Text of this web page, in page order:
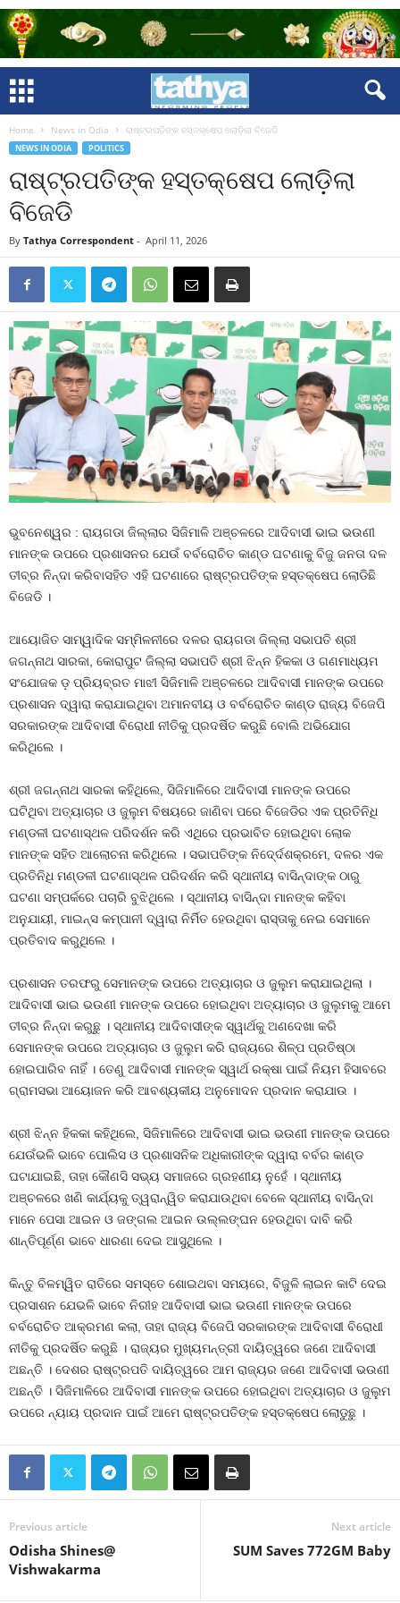
Home News in Odia ରାଷ୍ଟ୍ରପତିଙ୍କ ହସ୍ତକ୍ଷେପ ଲୋଡ଼ିଲା ବିଜେଡି
NEWS IN ODIA POLITICS
ରାଷ୍ଟ୍ରପତିଙ୍କ ହସ୍ତକ୍ଷେପ ଲୋଡ଼ିଲା
ବିଜେଡି
By Tathya Correspondent - April 11, 2026
ଭୁବନେଶ୍ୱର : ରାୟଗଡା ଜିଲ୍ଲାର ସିଜିମାଳି ଅଞ୍ଚଳରେ ଆଦିବାସୀ ଭାଇ ଭଉଣୀ
ମାନଙ୍କ ଉପରେ ପ୍ରଶାସନର ଯେଉଁ ବର୍ବରୋଚିତ କାଣ୍ଡ ଘଟଣାକୁ ବିଜୁ ଜନତା ଦଳ
ତୀବ୍ର ନିନ୍ଦା କରିବାସହିତ ଏହି ଘଟଣାରେ ରାଷ୍ଟ୍ରପତିଙ୍କ ହସ୍ତକ୍ଷେପ ଲୋଡିଛି
ବିଜେଡି ।
ଆୟୋଜିତ ସାମ୍ୱାଦିକ ସମ୍ମିଳନୀରେ ଦଳର ରାୟଗଡା ଜିଲ୍ଲା ସଭାପତି ଶ୍ରୀ
ଜଗନ୍ନାଥ ସାରକା, କୋରାପୁଟ ଜିଲ୍ଲା ସଭାପତି ଶ୍ରୀ ଝିନ୍ନ ହିକକା ଓ ଗଣମାଧ୍ୟମ
ସଂଯୋଜକ ଡ଼ ପ୍ରିୟବ୍ରତ ମାଝୀ ସିଜିମାଳି ଅଞ୍ଚଳରେ ଆଦିବାସୀ ମାନଙ୍କ ଉପରେ
ପ୍ରଶାସନ ଦ୍ୱାରା କରାଯାଇଥିବା ଅମାନବୀୟ ଓ ବର୍ବରୋଚିତ କାଣ୍ଡ ରାଜ୍ୟ ବିଜେପି
ସରକାରଙ୍କ ଆଦିବାସୀ ବିରୋଧୀ ନୀତିକୁ ପ୍ରଦର୍ଷିତ କରୁଛି ବୋଲି ଅଭିଯୋଗ
କରିଥିଲେ ।
ଶ୍ରୀ ଜଗନ୍ନାଥ ସାରକା କହିଥିଲେ, ସିଜିମାଳିରେ ଆଦିବାସୀ ମାନଙ୍କ ଉପରେ
ଘଟିଥିବା ଅତ୍ୟାଚାର ଓ ଜୁଲୁମ ବିଷୟରେ ଜାଣିବା ପରେ ବିଜେଡିର ଏକ ପ୍ରତିନିଧି
ମଣ୍ଡଳୀ ଘଟଣାସ୍ଥଳ ପରିଦର୍ଶନ କରି ଏଥିରେ ପ୍ରଭାବିତ ହୋଇଥିବା ଲୋକ
ମାନଙ୍କ ସହିତ ଆଲୋଚନା କରିଥିଲେ । ସଭାପତିଙ୍କ ନିଦେ୍ର୍ଦଶକ୍ରମେ, ଦଳର ଏକ
ପ୍ରତିନିଧି ମଣ୍ଡଳୀ ଘଟଣାସ୍ଥଳ ପରିଦର୍ଶନ କରି ସ୍ଥାନୀୟ ବାସିନ୍ଦାଙ୍କ ଠାରୁ
ଘଟଣା ସମ୍ପର୍କରେ ପଚାରି ବୁଝିଥିଲେ । ସ୍ଥାନୀୟ ବାସିନ୍ଦା ମାନଙ୍କ କହିବା
ଅନୁଯାୟୀ, ମାଇନ୍ସ କମ୍ପାନୀ ଦ୍ୱାରା ନିର୍ମିତ ହେଉଥିବା ରାସ୍ତାକୁ ନେଇ ସେମାନେ
ପ୍ରତିବାଦ କରୁଥିଲେ ।
ପ୍ରଶାସନ ତରଫରୁ ସେମାନଙ୍କ ଉପରେ ଅତ୍ୟାଚାର ଓ ଜୁଲୁମ କରାଯାଇଥିଲା ।
ଆଦିବାସୀ ଭାଇ ଭଉଣୀ ମାନଙ୍କ ଉପରେ ହୋଇଥିବା ଅତ୍ୟାଚାର ଓ ଜୁଲୁମକୁ ଆମେ
ତୀବ୍ର ନିନ୍ଦା କରୁଛୁ । ସ୍ଥାନୀୟ ଆଦିବାସୀଙ୍କ ସ୍ୱାର୍ଥକୁ ଅଣଦେଖା କରି
ସେମାନଙ୍କ ଉପରେ ଅତ୍ୟାଚାର ଓ ଜୁଲୁମ କରି ରାଜ୍ୟରେ ଶିଳ୍ପ ପ୍ରତିଷ୍ଠା
ହୋଇପାରିବ ନାହିଁ । ତେଣୁ ଆଦିବାସୀ ମାନଙ୍କ ସ୍ୱାର୍ଥ ରକ୍ଷା ପାଇଁ ନିୟମ ହିସାବରେ
ଗ୍ରାମସଭା ଆୟୋଜନ କରି ଆବଶ୍ୟକୀୟ ଅନୁମୋଦନ ପ୍ରଦାନ କରାଯାଉ ।
ଶ୍ରୀ ଝିନ୍ନ ହିକକା କହିଥିଲେ, ସିଜିମାଳିରେ ଆଦିବାସୀ ଭାଇ ଭଉଣୀ ମାନଙ୍କ ଉପରେ
ଯେଉଁଭଳି ଭାବେ ପୋଲିସ ଓ ପ୍ରଶାସନିକ ଅଧିକାରୀଙ୍କ ଦ୍ୱାରା ବର୍ବର କାଣ୍ଡ
ଘଟାଯାଇଛି, ତାହା କୌଣସି ସଭ୍ୟ ସମାଜରେ ଗ୍ରହଣୀୟ ନୁହେଁ । ସ୍ଥାନୀୟ
ଅଞ୍ଚଳରେ ଖଣି କାର୍ଯ୍ୟକୁ ତ୍ୱରାନ୍ୱିତ କରାଯାଉଥିବା ବେଳେ ସ୍ଥାନୀୟ ବାସିନ୍ଦା
ମାନେ ପେସା ଆଇନ ଓ ଜଙ୍ଗଲ ଆଇନ ଉଲ୍ଲଙ୍ଘନ ହେଉଥିବା ଦାବି କରି
ଶାନ୍ତିପୂର୍ଣ୍ଣ ଭାବେ ଧାରଣା ଦେଇ ଆସୁଥିଲେ ।
କିନ୍ତୁ ବିଳମ୍ୱିତ ରାତିରେ ସମସ୍ତେ ଶୋଇଥବା ସମୟରେ, ବିଜୁଳି ଲାଇନ କାଟି ଦେଇ
ପ୍ରସାଶନ ଯେଭଳି ଭାବେ ନିରୀହ ଆଦିବାସୀ ଭାଇ ଭଉଣୀ ମାନଙ୍କ ଉପରେ
ବର୍ବରୋଚିତ ଆକ୍ରମଣ କଲା, ତାହା ରାଜ୍ୟ ବିଜେପି ସରକାରଙ୍କ ଆଦିବାସୀ ବିରୋଧୀ
ନୀତିକୁ ପ୍ରଦର୍ଷିତ କରୁଛି । ରାଜ୍ୟର ମୁଖ୍ୟମନ୍ତ୍ରୀ ଦାୟିତ୍ୱରେ ଜଣେ ଆଦିବାସୀ
ଅଛନ୍ତି । ଦେଶର ରାଷ୍ଟ୍ରପତି ଦାୟିତ୍ୱରେ ଆମ ରାଜ୍ୟର ଜଣେ ଆଦିବାସୀ ଭଉଣୀ
ଅଛନ୍ତି । ସିଜିମାଳିରେ ଆଦିବାସୀ ମାନଙ୍କ ଉପରେ ହୋଇଥିବା ଅତ୍ୟାଚାର ଓ ଜୁଲୁମ
ଉପରେ ନ୍ୟାୟ ପ୍ରଦାନ ପାଇଁ ଆମେ ରାଷ୍ଟ୍ରପତିଙ୍କ ହସ୍ତକ୍ଷେପ ଲୋଡୁଛୁ ।
Previous article
Odisha Shines@
Vishwakarma
Next article
SUM Saves 772GM Baby